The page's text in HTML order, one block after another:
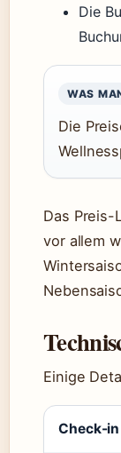
Die
WAS
Die
Das
vor allem
Einige
Check-